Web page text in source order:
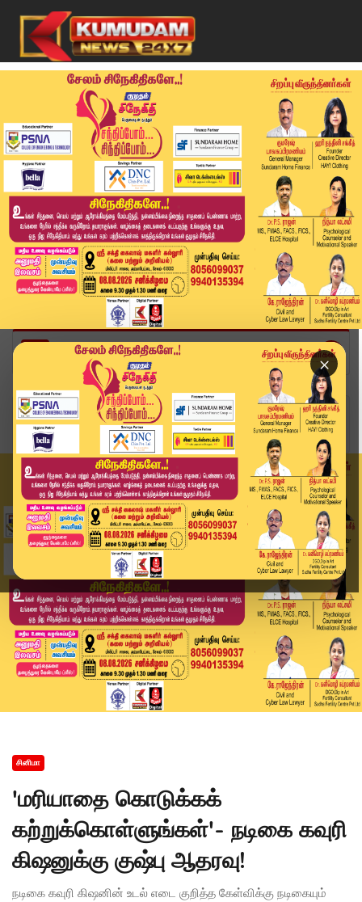
×
Home
சினிமா
'மரியாதை கொடுக்கக் கற்றுக்கொள்ளுங்கள்'- நடிகை க...
சினிமா
'மரியாதை கொடுக்கக்
கற்றுக்கொள்ளுங்கள்'- நடிகை கவுரி
கிஷனுக்கு குஷ்பு ஆதரவு!
நடிகை கவுரி கிஷனின் உடல் எடை குறித்த கேள்விக்கு நடிகையும்